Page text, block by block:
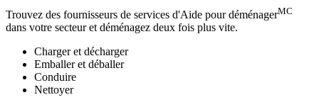
Trouvez des fournisseurs de services d'Aide pour déménagerMC
dans votre secteur et déménagez deux fois plus vite.
Charger et décharger
Emballer et déballer
Conduire
Nettoyer